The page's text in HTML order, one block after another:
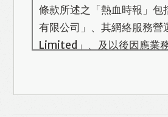
條款所述之「熱血時報」包
有限公司」、其網絡服務
Limited」、及以後因應業
願性質。我們收集的個人資